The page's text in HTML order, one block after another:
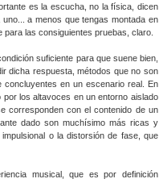
es la escucha, no la física, dicen
a menos que tengas montada en
las consiguientes pruebas, claro.
suficiente para que suene bien,
dicha respuesta, métodos que no son
concluyentes en un escenario real. En
por los altavoces en un entorno aislado
corresponden con el contenido de un
dado son muchísimo más ricas y
o la distorsión de fase, que
musical, que es por definición